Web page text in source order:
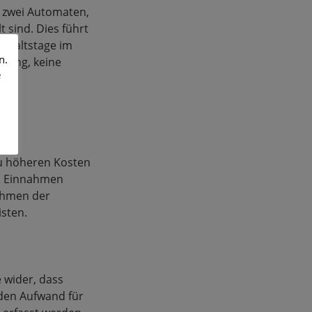
Automaten,
sind. Dies führt
im
keine
höheren Kosten
der
dass
Aufwand für